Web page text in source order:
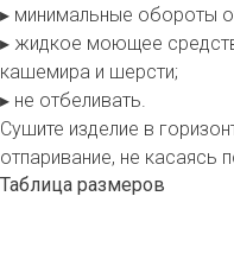
▸ минимальные обороты
▸ жидкое моющее
кашемира и шерсти;
▸ не отбеливать.
Сушите изделие в
отпаривание, не касаясь
Таблица размеров